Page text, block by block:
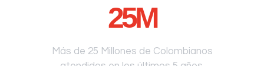
25M
Más de 25 Millones de Colombianos